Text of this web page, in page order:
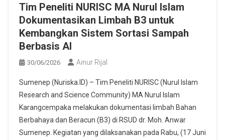
Tim Peneliti NURISC MA Nurul Islam
Dokumentasikan Limbah B3 untuk
Kembangkan Sistem Sortasi Sampah
Berbasis AI
30/06/2026 Ainur Rijal
Sumenep (Nuriska.ID) – Tim Peneliti NURISC (Nurul Islam
Research and Science Community) MA Nurul Islam
Karangcempaka melakukan dokumentasi limbah Bahan
Berbahaya dan Beracun (B3) di RSUD dr. Moh. Anwar
Sumenep. Kegiatan yang dilaksanakan pada Rabu, (17 Juni